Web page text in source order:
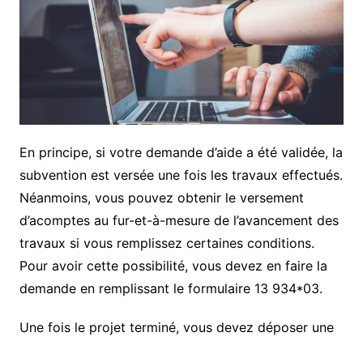
En principe, si votre demande d’aide a été validée, la
subvention est versée une fois les travaux effectués.
Néanmoins, vous pouvez obtenir le versement
d’acomptes au fur-et-à-mesure de l’avancement des
travaux si vous remplissez certaines conditions.
Pour avoir cette possibilité, vous devez en faire la
demande en remplissant le formulaire 13 934*03.
Une fois le projet terminé, vous devez déposer une